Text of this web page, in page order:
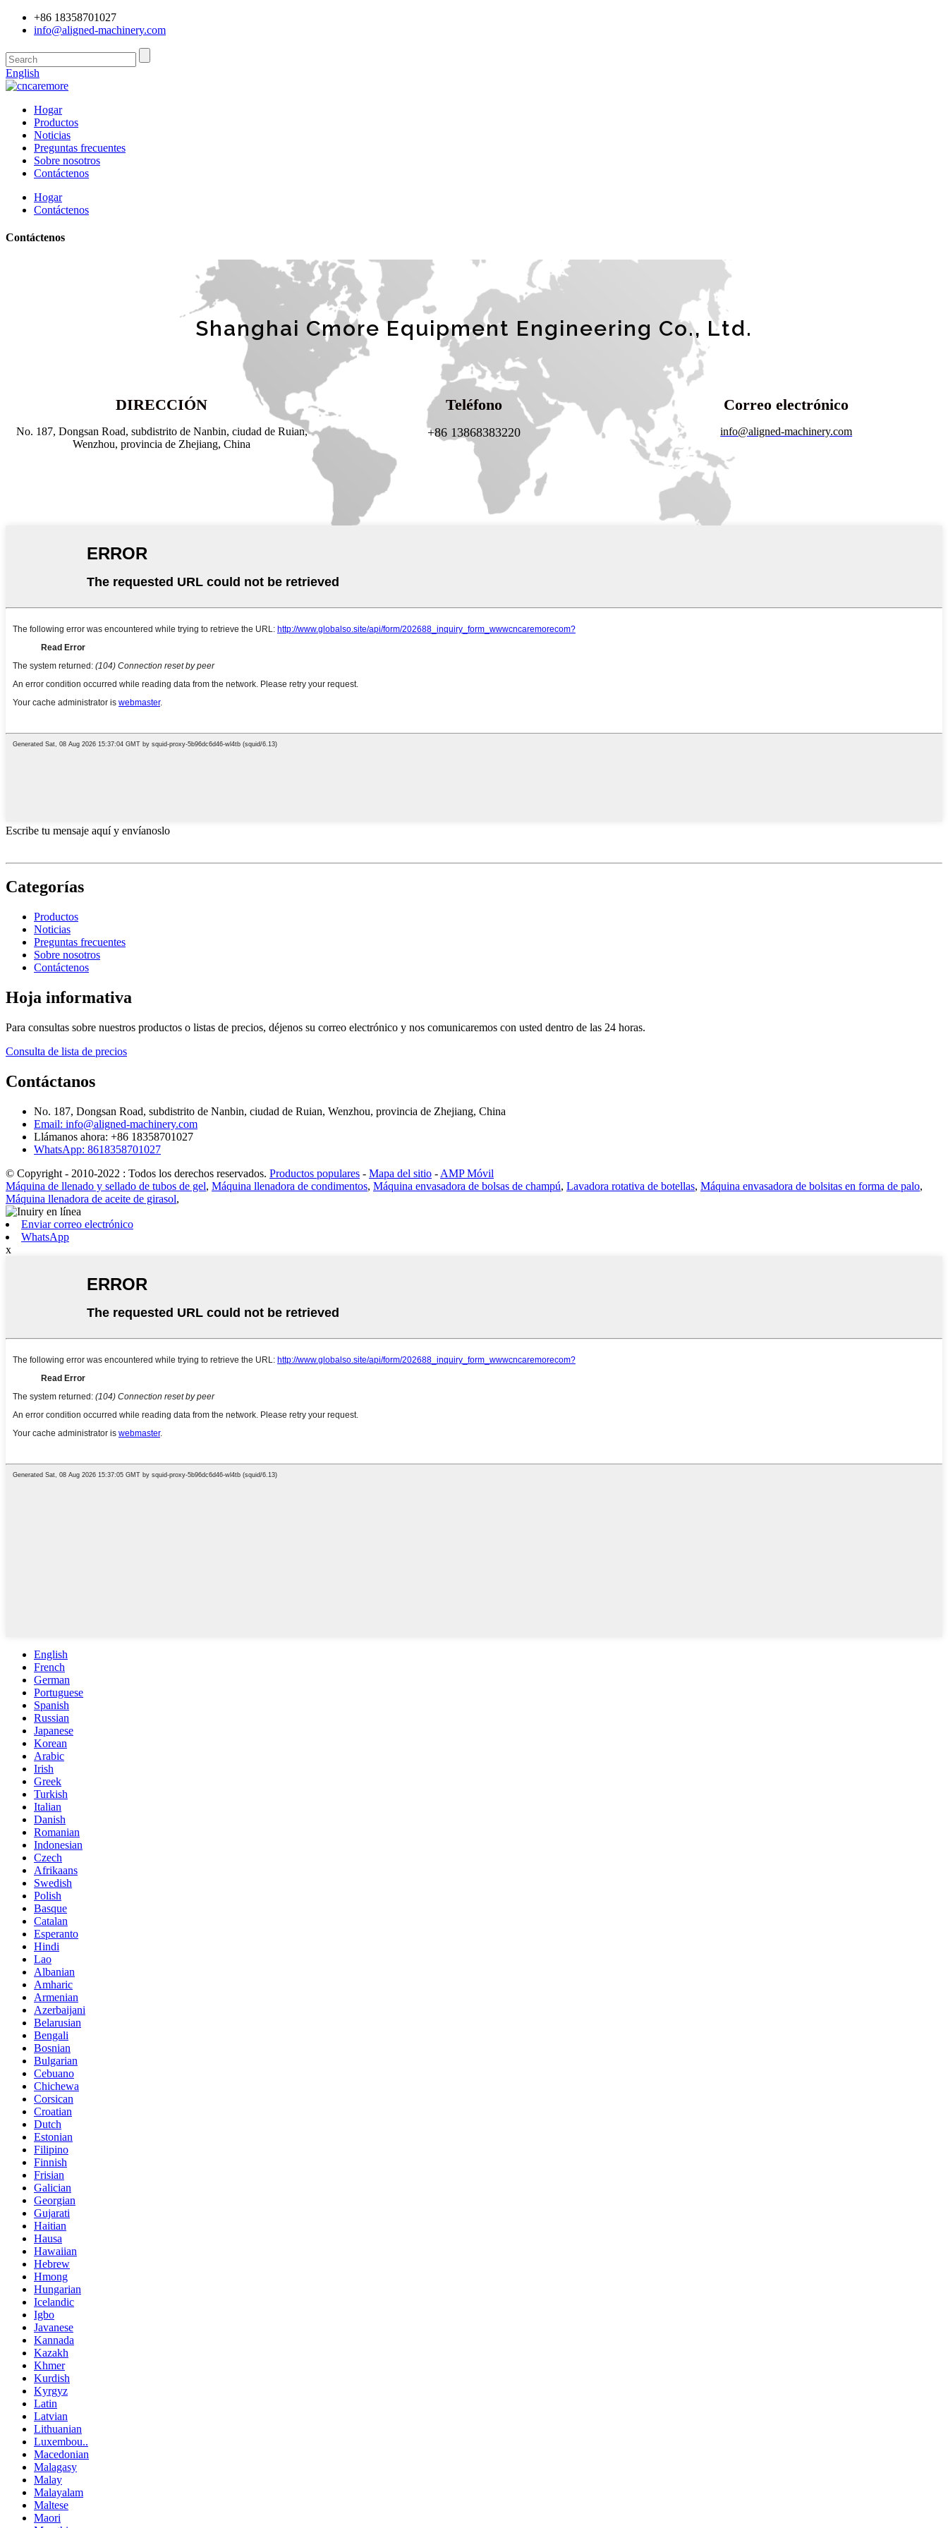
+86 18358701027
info@aligned-machinery.com
English
Hogar
Productos
Noticias
Preguntas frecuentes
Sobre nosotros
Contáctenos
Hogar
Contáctenos
Contáctenos
Shanghai Cmore Equipment Engineering Co., Ltd.
DIRECCIÓN
No. 187, Dongsan Road, subdistrito de Nanbin, ciudad de Ruian,
Wenzhou, provincia de Zhejiang, China
Teléfono
+86 13868383220
Correo electrónico
info@aligned-machinery.com
Escribe tu mensaje aquí y envíanoslo
Categorías
Productos
Noticias
Preguntas frecuentes
Sobre nosotros
Contáctenos
Hoja informativa
Para consultas sobre nuestros productos o listas de precios, déjenos su correo electrónico y nos comunicaremos con usted dentro de las 24 horas.
Consulta de lista de precios
Contáctanos
No. 187, Dongsan Road, subdistrito de Nanbin, ciudad de Ruian, Wenzhou, provincia de Zhejiang, China
Email: info@aligned-machinery.com
Llámanos ahora: +86 18358701027
WhatsApp: 8618358701027
© Copyright - 2010-2022 : Todos los derechos reservados. Productos populares - Mapa del sitio - AMP Móvil
Máquina de llenado y sellado de tubos de gel, Máquina llenadora de condimentos, Máquina envasadora de bolsas de champú, Lavadora rotativa de botellas, Máquina envasadora de bolsitas en forma de palo,
Máquina llenadora de aceite de girasol,
Enviar correo electrónico
WhatsApp
x
English
French
German
Portuguese
Spanish
Russian
Japanese
Korean
Arabic
Irish
Greek
Turkish
Italian
Danish
Romanian
Indonesian
Czech
Afrikaans
Swedish
Polish
Basque
Catalan
Esperanto
Hindi
Lao
Albanian
Amharic
Armenian
Azerbaijani
Belarusian
Bengali
Bosnian
Bulgarian
Cebuano
Chichewa
Corsican
Croatian
Dutch
Estonian
Filipino
Finnish
Frisian
Galician
Georgian
Gujarati
Haitian
Hausa
Hawaiian
Hebrew
Hmong
Hungarian
Icelandic
Igbo
Javanese
Kannada
Kazakh
Khmer
Kurdish
Kyrgyz
Latin
Latvian
Lithuanian
Luxembou..
Macedonian
Malagasy
Malay
Malayalam
Maltese
Maori